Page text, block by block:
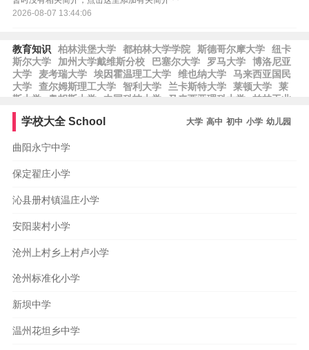
2026-08-07 13:44:06
教育知识 柏林洪堡大学 都柏林大学学院 斯德哥尔摩大学
纽卡
斯尔大学
加州大学戴维斯分校 巴塞尔大学 罗马大学
博洛尼亚
大学
麦考瑞大学 埃因霍温理工大学 维也纳大学
马来西亚国民
大学
查尔姆斯理工大学 智利大学 兰卡斯特大学 莱顿大学
莱
斯大学
奥胡斯大学 中国科技大学 马来西亚理科大学
柏林工业
大学
院德里分校
巴斯大学 名古屋大学
德克萨斯
学校大全 School 幼儿园
小学
初中
高中
大学
曲阳永宁中学
保定翟庄小学
沁县册村镇温庄小学
安阳裴村小学
沧州上村乡上村卢小学
沧州标准化小学
新坝中学
温州花坦乡中学